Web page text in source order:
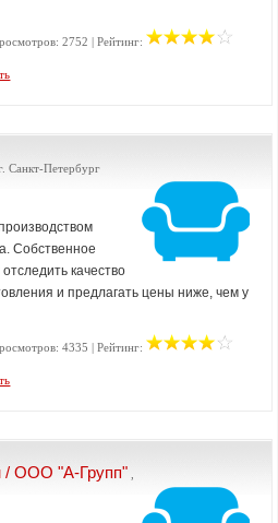
2752 | Рейтинг:
г. Санкт-Петербург
Собственное
качество
и предлагать цены ниже, чем у
4335 | Рейтинг:
/ ООО "А-Групп"